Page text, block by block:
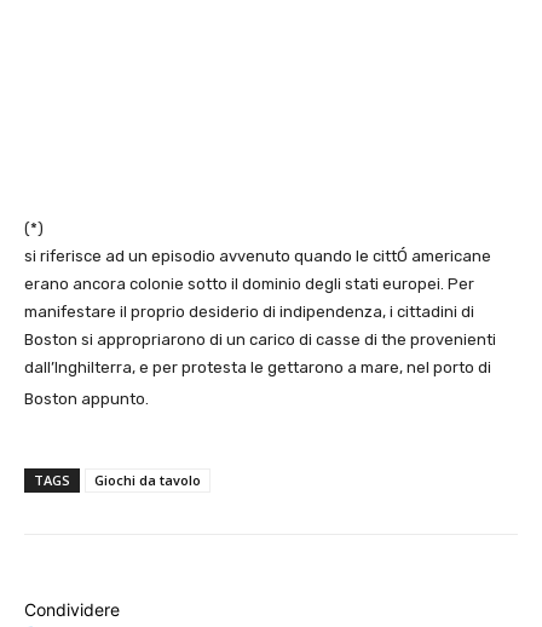
(*)
si riferisce ad un episodio avvenuto quando le cittÓ americane
erano ancora colonie sotto il dominio degli stati europei. Per
manifestare il proprio desiderio di indipendenza, i cittadini di
Boston si appropriarono di un carico di casse di the provenienti
dall’Inghilterra, e per protesta le gettarono a mare, nel porto di
Boston appunto.
TAGS Giochi da tavolo
Condividere